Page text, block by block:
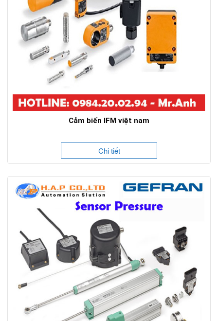
Cảm biến IFM việt nam
Chi tiết